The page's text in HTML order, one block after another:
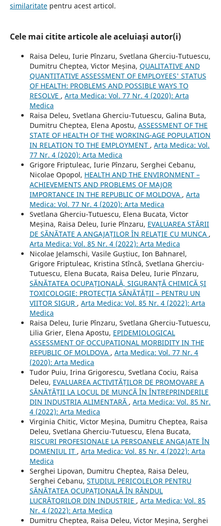
similaritatepentru acest articol.
Cele mai citite articole ale aceluiași autor(i)
Raisa Deleu, Iurie Pînzaru, Svetlana Gherciu-Tutuescu,
Dumitru Cheptea, Victor Meșina, QUALITATIVE AND
QUANTITATIVE ASSESSMENT OF EMPLOYEES' STATUS
OF HEALTH: PROBLEMS AND POSSIBLE WAYS TO
RESOLVE , Arta Medica: Vol. 77 Nr. 4 (2020): Arta
Medica
Raisa Deleu, Svetlana Gherciu-Tutuescu, Galina Buta,
Dumitru Cheptea, Elena Apostu, ASSESSMENT OF THE
STATE OF HEALTH OF THE WORKING-AGE POPULATION
IN RELATION TO THE EMPLOYMENT , Arta Medica: Vol.
77 Nr. 4 (2020): Arta Medica
Grigore Friptuleac, Iurie Pînzaru, Serghei Cebanu,
Nicolae Opopol, HEALTH AND THE ENVIRONMENT –
ACHIEVEMENTS AND PROBLEMS OF MAJOR
IMPORTANCE IN THE REPUBLIC OF MOLDOVA , Arta
Medica: Vol. 77 Nr. 4 (2020): Arta Medica
Svetlana Gherciu-Tutuescu, Elena Bucata, Victor
Meșina, Raisa Deleu, Iurie Pînzaru, EVALUAREA STĂRII
DE SĂNĂTATE A ANGAJAȚILOR ÎN RELAȚIE CU MUNCA ,
Arta Medica: Vol. 85 Nr. 4 (2022): Arta Medica
Nicolae Jelamschi, Vasile Guștiuc, Ion Bahnarel,
Grigore Friptuleac, Kristina Stîncă, Svetlana Gherciu-
Tutuescu, Elena Bucata, Raisa Deleu, Iurie Pînzaru,
SĂNĂTATEA OCUPAȚIONALĂ, SIGURANȚĂ CHIMICĂ ȘI
TOXICOLOGIE: PROTECȚIA SĂNĂTĂȚII – PENTRU UN
VIITOR SIGUR , Arta Medica: Vol. 85 Nr. 4 (2022): Arta
Medica
Raisa Deleu, Iurie Pînzaru, Svetlana Gherciu-Tutuescu,
Lilia Grier, Elena Apostu, EPIDEMIOLOGICAL
ASSESSMENT OF OCCUPATIONAL MORBIDITY IN THE
REPUBLIC OF MOLDOVA , Arta Medica: Vol. 77 Nr. 4
(2020): Arta Medica
Tudor Puiu, Irina Grigorescu, Svetlana Cociu, Raisa
Deleu, EVALUAREA ACTIVITĂȚILOR DE PROMOVARE A
SĂNĂTĂȚII LA LOCUL DE MUNCĂ ÎN ÎNTREPRINDERILE
DIN INDUSTRIA ALIMENTARĂ , Arta Medica: Vol. 85 Nr.
4 (2022): Arta Medica
Virginia Chitic, Victor Meșina, Dumitru Cheptea, Raisa
Deleu, Svetlana Gherciu-Tutuescu, Elena Bucata,
RISCURI PROFESIONALE LA PERSOANELE ANGAJATE ÎN
DOMENIUL IT , Arta Medica: Vol. 85 Nr. 4 (2022): Arta
Medica
Serghei Lipovan, Dumitru Cheptea, Raisa Deleu,
Serghei Cebanu, STUDIUL PERICOLELOR PENTRU
SĂNĂTATEA OCUPAȚIONALĂ ÎN RÂNDUL
LUCRĂTORILOR DIN INDUSTRIE , Arta Medica: Vol. 85
Nr. 4 (2022): Arta Medica
Dumitru Cheptea, Raisa Deleu, Victor Meșina, Serghei